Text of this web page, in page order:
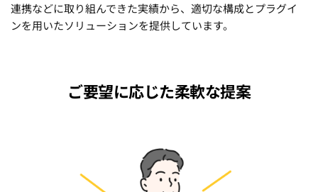
連携などに取り組んできた実績から、適切な構成とプラグイ
ンを用いたソリューションを提供しています。
ご要望に応じた柔軟な提案